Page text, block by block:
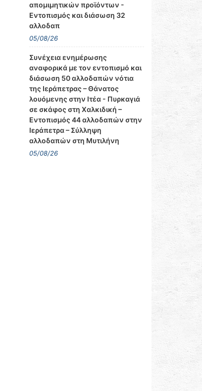
απομιμητικών προϊόντων -
Εντοπισμός και διάσωση 32
αλλοδαπ
05/08/26
Συνέχεια ενημέρωσης
αναφορικά με τον εντοπισμό και
διάσωση 50 αλλοδαπών νότια
της Ιεράπετρας – Θάνατος
λουόμενης στην Ιτέα - Πυρκαγιά
σε σκάφος στη Χαλκιδική –
Εντοπισμός 44 αλλοδαπών στην
Ιεράπετρα – Σύλληψη
αλλοδαπών στη Μυτιλήνη
05/08/26